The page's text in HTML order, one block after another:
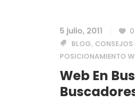
5 julio, 2011 0
BLOG,
POSICIONAMIENTO
Web En